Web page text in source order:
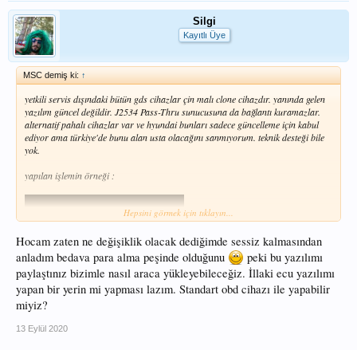
Silgi
Kayıtlı Üye
MSC demiş ki: ↑
yetkili servis dışındaki bütün gds cihazlar çin malı clone cihazdır. yanında gelen
yazılım güncel değildir. J2534 Pass-Thru sunucusuna da bağlantı kuramazlar.
alternatif pahalı cihazlar var ve hyundai bunları sadece güncelleme için kabul
ediyor ama türkiye'de bunu alan usta olacağını sanmıyorum. teknik desteği bile
yok.
yapılan işlemin örneği :
Hepsini görmek için tıklayın...
Hocam zaten ne değişiklik olacak dediğimde sessiz kalmasından
anladım bedava para alma peşinde olduğunu
peki bu yazılımı
paylaştınız bizimle nasıl araca yükleyebileceğiz. İllaki ecu yazılımı
yapan bir yerin mi yapması lazım. Standart obd cihazı ile yapabilir
miyiz?
13 Eylül 2020